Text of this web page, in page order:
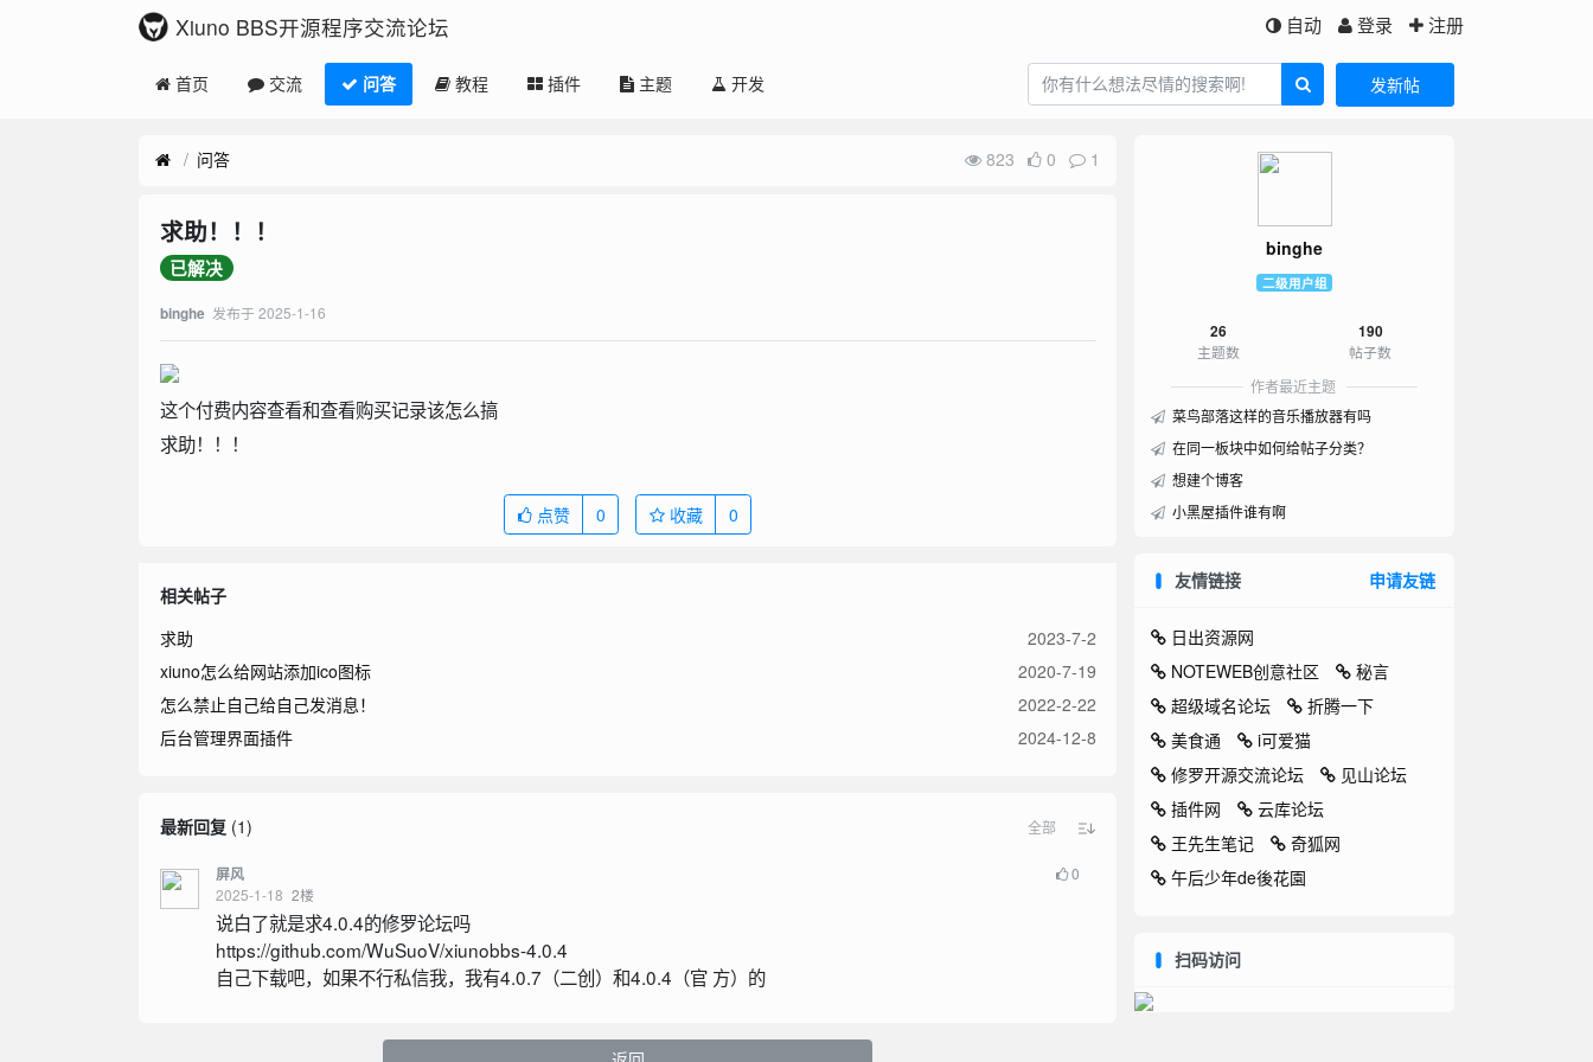
Xiuno BBS开源程序交流论坛 自动 登录 注册
首页 交流 问答 教程 插件 主题 开发 发新帖
问答 823 0 1
求助！！！
已解决
binghe 发布于 2025-1-16
这个付费内容查看和查看购买记录该怎么搞
求助！！！
点赞 0 收藏 0
相关帖子
求助
2023-7-2
xiuno怎么给网站添加ico图标
2020-7-19
怎么禁止自己给自己发消息！
2022-2-22
后台管理界面插件
2024-12-8
最新回复(1) 全部
屏风
2025-1-18 2楼
0
说白了就是求4.0.4的修罗论坛吗
https://github.com/WuSuoV/xiunobbs-4.0.4
自己下载吧，如果不行私信我，我有4.0.7（二创）和4.0.4（官 方）的
binghe
二级用户组
26
主题数
190
帖子数
作者最近主题
菜鸟部落这样的音乐播放器有吗
在同一板块中如何给帖子分类？
想建个博客
小黑屋插件谁有啊
友情链接 申请友链
日出资源网
NOTEWEB创意社区
秘言
超级域名论坛
折腾一下
美食通
i可爱猫
修罗开源交流论坛
见山论坛
插件网
云库论坛
王先生笔记
奇狐网
午后少年de後花園
扫码访问